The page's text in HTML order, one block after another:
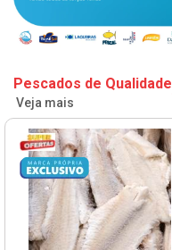
Pescados de Qualidade
Veja mais